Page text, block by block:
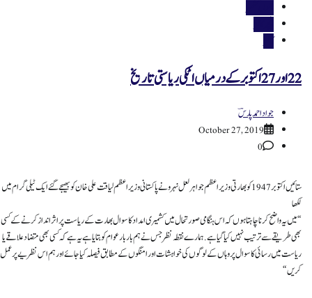
22 اور 27 اکتوبر کے درمیاں اٹکی ریاستی تاریخ
جواد احمد پارسؔ
October 27, 2019
0
ستائیں اکتوبر 1947 کو بھارتی وزیر اعظم جواہر لعل نہرو نے پاکستانی وزیر اعظم لیاقت علی خان کو بھیجے گئے ایک ٹیلی گرام میں
لکھا
“میں یہ واضح کرنا چاہتا ہوں کہ اس ہنگامی صورتحال میں کشمیری امداد کا سوال بھارت کے ریاست پر اثر انداز کرنے کے کسی
بھی طریقے سے ترتیب نہیں کیا گیا ہے. ہمارے نقطہ نظر جس نے ہم بار بار عوام کو بتایا ہے یہ ہے کہ کسی بھی متضاد علاقے یا
ریاست میں رسائی کا سوال پر وہاں کے لوگوں کی خواہشات اور امنگوں کے مطابق فیصلہ کیا جائے اور ہم اس نظریے پر عمل
کریں “